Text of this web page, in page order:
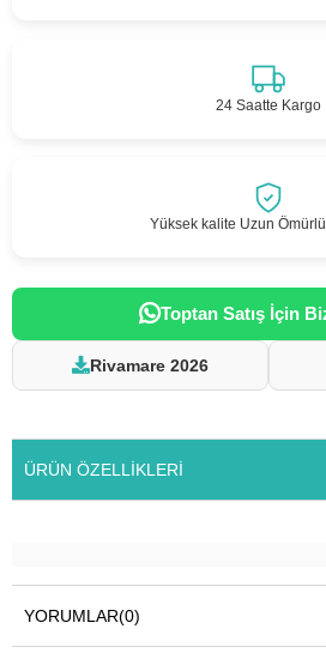
24 Saatte Kargo
Yüksek kalite Uzun
Toptan Satış İçin
Rivamare 2026
ÜRÜN ÖZELLIKLERI
YORUMLAR(0)